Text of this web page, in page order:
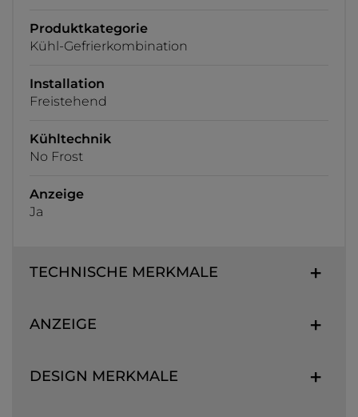
Produktkategorie
Kühl-Gefrierkombination
Installation
Freistehend
Kühltechnik
No Frost
Anzeige
Ja
TECHNISCHE MERKMALE
ANZEIGE
DESIGN MERKMALE